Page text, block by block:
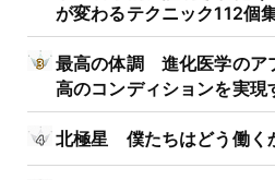
が変わるテクニック112個
最高の体調 進化医学のア
高のコンディションを実現
北極星 僕たちはどう働く